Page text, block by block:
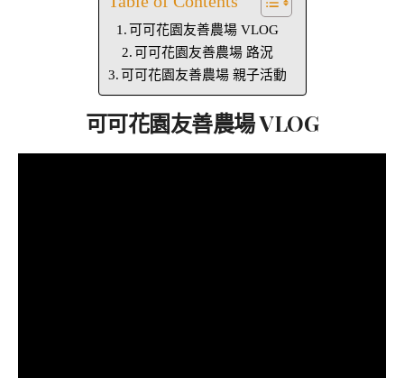
可可花園友善農場 VLOG
可可花園友善農場 路況
可可花園友善農場 親子活動
可可花園友善農場 VLOG